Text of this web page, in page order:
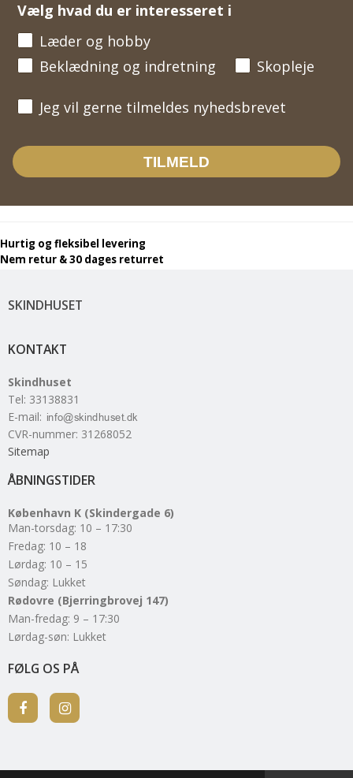
SKINDHUSET
KONTAKT
Skindhuset
Tel: 33138831
E-mail:
CVR-nummer: 31268052
Sitemap
ÅBNINGSTIDER
København K (Skindergade 6)
Man-torsdag: 10 – 17:30
Fredag: 10 – 18
Lørdag: 10 – 15
Søndag: Lukket
Rødovre (Bjerringbrovej 147)
Man-fredag: 9 – 17:30
Lørdag-søn: Lukket
FØLG OS PÅ
Vælg hvad du er interesseret i
Læder og hobby
Beklædning og indretning
Skopleje
Jeg vil gerne tilmeldes nyhedsbrevet
Jeg vil gerne tilmeldes nyhedsbrevet
TILMELD
Hurtig og fleksibel levering
Nem retur & 30 dages returret